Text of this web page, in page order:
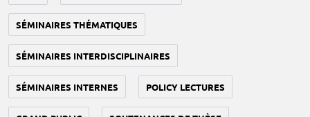
SÉMINAIRES THÉMATIQUES
SÉMINAIRES INTERDISCIPLINAIRES
SÉMINAIRES INTERNES POLICY LECTURES